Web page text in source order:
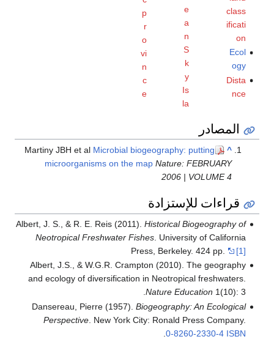
class
ificati
on
Ecol
ogy
Dista
nce
e
a
n
S
k
y
Is
la
p
r
o
vi
n
c
e
المصادر
^
Martiny JBH et al Microbial biogeography: putting
microorganisms on the map Nature: FEBRUARY
2006 | VOLUME 4
قراءات للإستزادة
Albert, J. S., & R. E. Reis (2011). Historical Biogeography of
Neotropical Freshwater Fishes. University of California
Press, Berkeley. 424 pp.
[1]
Albert, J.S., & W.G.R. Crampton (2010). The geography
and ecology of diversification in Neotropical freshwaters.
Nature Education 1(10): 3.
Dansereau, Pierre (1957). Biogeography: An Ecological
Perspective. New York City: Ronald Press Company.
ISBN
0-8260-2330-4